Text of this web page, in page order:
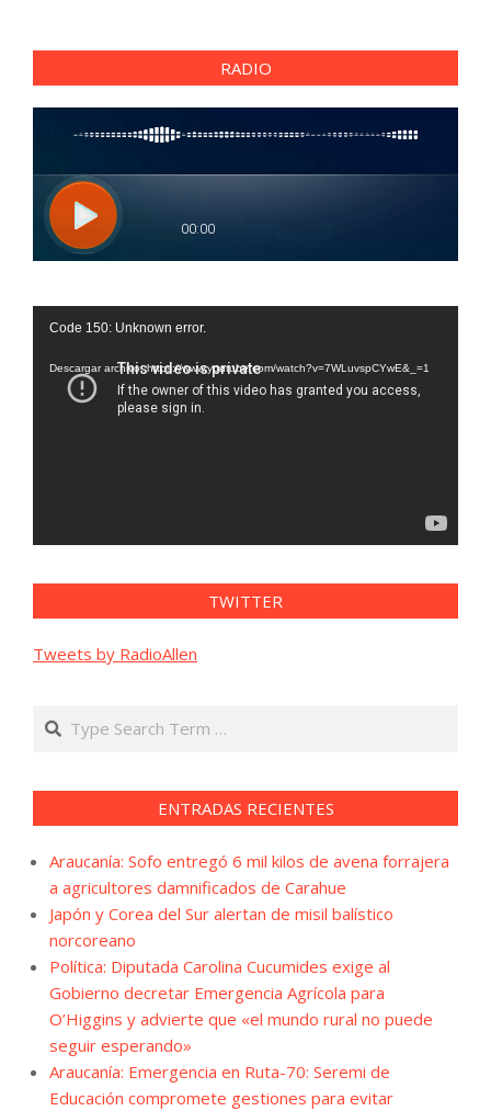
RADIO
Reproductor
vídeo
Code 150: Unknown error.
Descargar archivo: https://www.youtube.com/watch?v=7WLuvspCYwE&_=1
TWITTER
Tweets by RadioAllen
Search
ENTRADAS RECIENTES
Araucanía: Sofo entregó 6 mil kilos de avena forrajera
a agricultores damnificados de Carahue
Japón y Corea del Sur alertan de misil balístico
norcoreano
Política: Diputada Carolina Cucumides exige al
Gobierno decretar Emergencia Agrícola para
O’Higgins y advierte que «el mundo rural no puede
seguir esperando»
Araucanía: Emergencia en Ruta-70: Seremi de
Educación compromete gestiones para evitar